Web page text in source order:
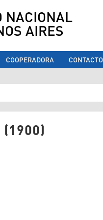
NACIONAL
AIRES
COOPERADORA CONTACTO
aquí
(1900)